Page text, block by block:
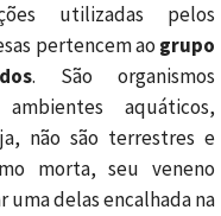
utilizadas pelos
pertencem ao grupo
. São organismos
aquáticos,
não são terrestres e
morta, seu veneno
uma delas encalhada na